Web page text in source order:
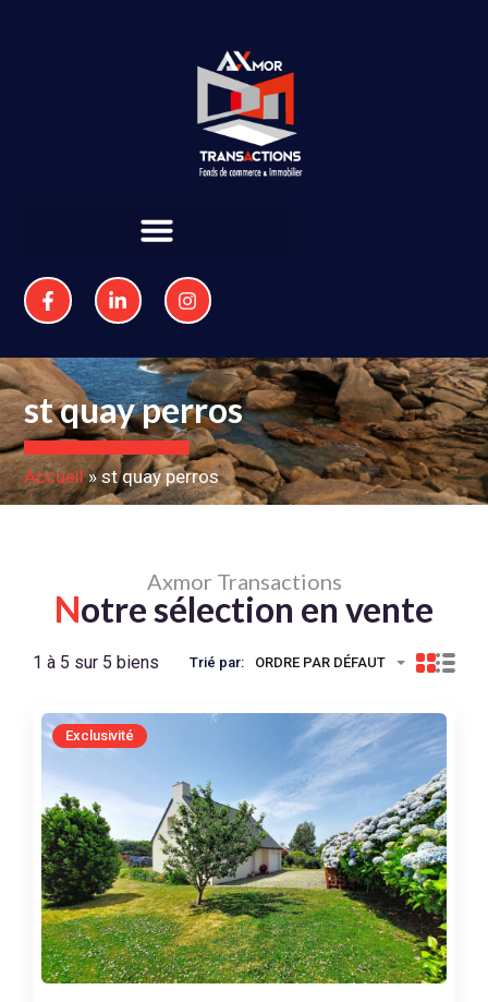
st quay perros
Accueil»st quay perros
Axmor Transactions
Notre sélection en vente
1 à 5 sur 5 biens Trié par: ORDRE PAR DÉFAUT
Exclusivité